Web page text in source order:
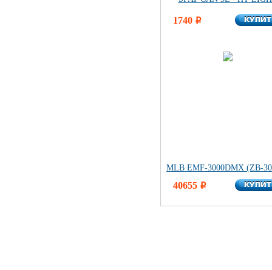
1740 i
MLB EMF-3000DMX (ZB-
40655 i